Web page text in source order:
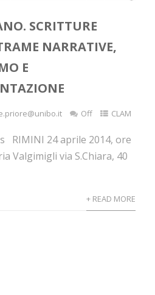
SCRITTURE
NARRATIVE,
E
Off CLAM
RIMINI 24 aprile 2014, ore
Valgimigli via S.Chiara, 40
+ READ MORE